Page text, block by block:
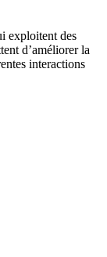
exploitent des
d’améliorer la
interactions